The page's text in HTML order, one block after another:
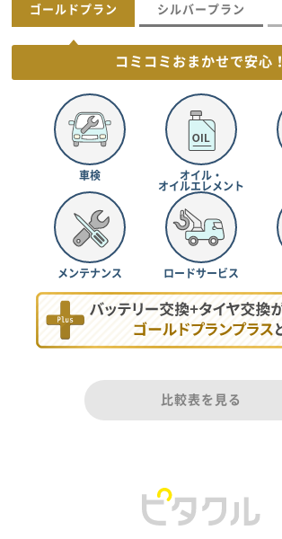
ゴールドプラン シルバープラン
コミコミおまかせで安心！
車検
オイル・
オイルエレメント
メンテナンス ロードサービス
比較表を見る